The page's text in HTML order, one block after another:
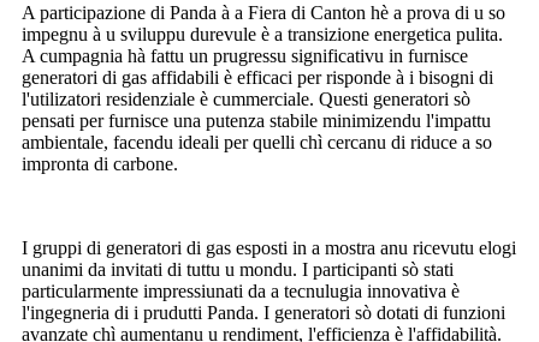
A participazione di Panda à a Fiera di Canton hè a prova di u so
impegnu à u sviluppu durevule è a transizione energetica pulita.
A cumpagnia hà fattu un prugressu significativu in furnisce
generatori di gas affidabili è efficaci per risponde à i bisogni di
l'utilizatori residenziale è cummerciale. Questi generatori sò
pensati per furnisce una putenza stabile minimizendu l'impattu
ambientale, facendu ideali per quelli chì cercanu di riduce a so
impronta di carbone.
I gruppi di generatori di gas esposti in a mostra anu ricevutu elogi
unanimi da invitati di tuttu u mondu. I participanti sò stati
particularmente impressiunati da a tecnulugia innovativa è
l'ingegneria di i prudutti Panda. I generatori sò dotati di funzioni
avanzate chì aumentanu u rendiment, l'efficienza è l'affidabilità.